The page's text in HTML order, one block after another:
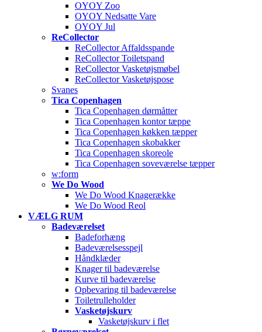
OYOY Zoo
OYOY Nedsatte Vare
OYOY Jul
ReCollector
ReCollector Affaldsspande
ReCollector Toiletspand
ReCollector Vasketøjsmøbel
ReCollector Vasketøjspose
Svanes
Tica Copenhagen
Tica Copenhagen dørmåtter
Tica Copenhagen kontor tæppe
Tica Copenhagen køkken tæpper
Tica Copenhagen skobakker
Tica Copenhagen skoreole
Tica Copenhagen soveværelse tæpper
w:form
We Do Wood
We Do Wood Knagerække
We Do Wood Reol
VÆLG RUM
Badeværelset
Badeforhæng
Badeværelsesspejl
Håndklæder
Knager til badeværelse
Kurve til badeværelse
Opbevaring til badeværelse
Toiletrulleholder
Vasketøjskurv
Vasketøjskurv i flet